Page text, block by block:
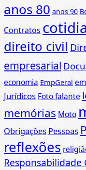
anos 80 anos 90
Contratos
direito civil
empresarial
economia EmpGeral
Jurídicos Foto falante
memórias Moto
Obrigações Pessoas
reflexões
Responsabilidade